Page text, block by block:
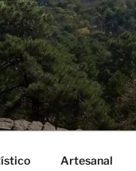
Artesanal